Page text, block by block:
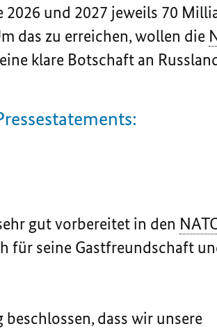
und 2027 jeweils 70
das zu erreichen, wollen die
klare Botschaft an
gut vorbereitet in den
für seine Gastfreundschaft
beschlossen, dass wir unsere